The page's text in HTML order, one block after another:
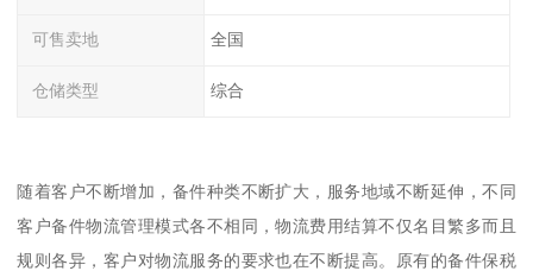
可售卖地 全国
仓储类型 综合
随着客户不断增加，备件种类不断扩大，服务地域不断延伸，不同
客户备件物流管理模式各不相同，物流费用结算不仅名目繁多而且
规则各异，客户对物流服务的要求也在不断提高。原有的备件保税